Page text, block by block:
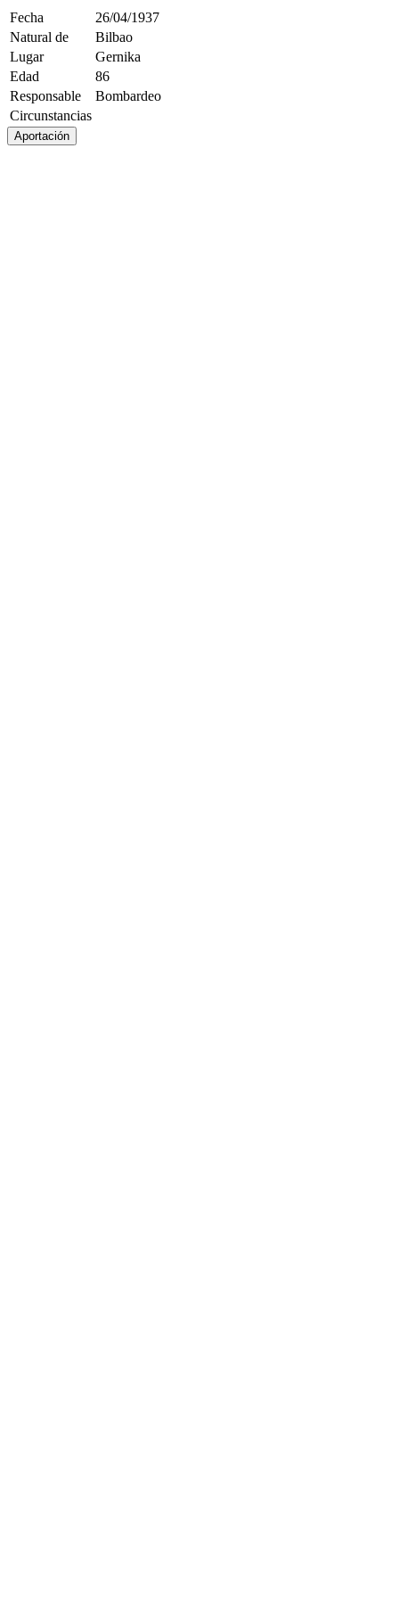
Fecha
26/04/1937
Natural de
Bilbao
Lugar
Gernika
Edad
86
Responsable
Bombardeo
Circunstancias